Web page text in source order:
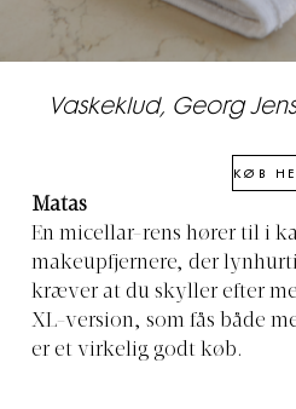
Vaskeklud, Georg
KØB
Matas
En micellar-rens hører til i
makeupfjernere, der
kræver at du skyller efter
XL-version, som fås både
er et virkelig godt køb.